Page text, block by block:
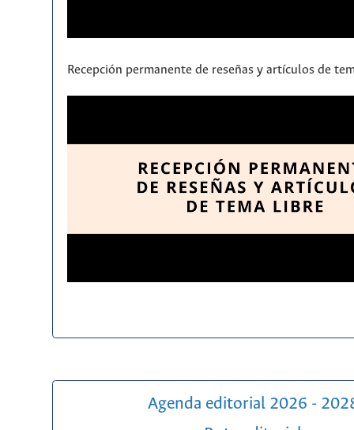
Recepción permanente de reseñas y artículos de
Agenda editorial 2026 -